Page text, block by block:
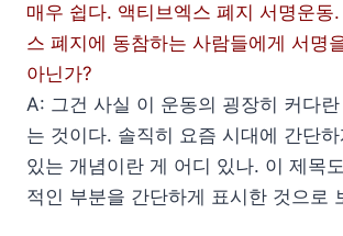
매우 쉽다. 액티브엑스 폐지 서명운동
스 폐지에 동참하는 사람들에게 서명
아닌가?
A: 그건 사실 이 운동의 굉장히 커다
는 것이다. 솔직히 요즘 시대에 간단
있는 개념이란 게 어디 있나. 이 제목
적인 부분을 간단하게 표시한 것으로